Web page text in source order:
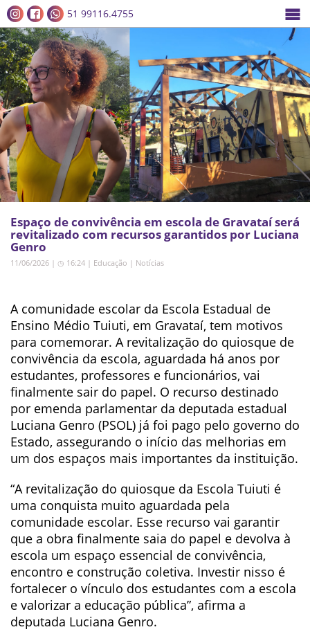
51 99116.4755
Espaço de convivência em escola de Gravataí será
revitalizado com recursos garantidos por Luciana
Genro
11/06/2026 | ◷ 16:24 | Educação | Notícias
A comunidade escolar da Escola Estadual de
Ensino Médio Tuiuti, em Gravataí, tem motivos
para comemorar. A revitalização do quiosque de
convivência da escola, aguardada há anos por
estudantes, professores e funcionários, vai
finalmente sair do papel. O recurso destinado
por emenda parlamentar da deputada estadual
Luciana Genro (PSOL) já foi pago pelo governo do
Estado, assegurando o início das melhorias em
um dos espaços mais importantes da instituição.
“A revitalização do quiosque da Escola Tuiuti é
uma conquista muito aguardada pela
comunidade escolar. Esse recurso vai garantir
que a obra finalmente saia do papel e devolva à
escola um espaço essencial de convivência,
encontro e construção coletiva. Investir nisso é
fortalecer o vínculo dos estudantes com a escola
e valorizar a educação pública”, afirma a
deputada Luciana Genro.